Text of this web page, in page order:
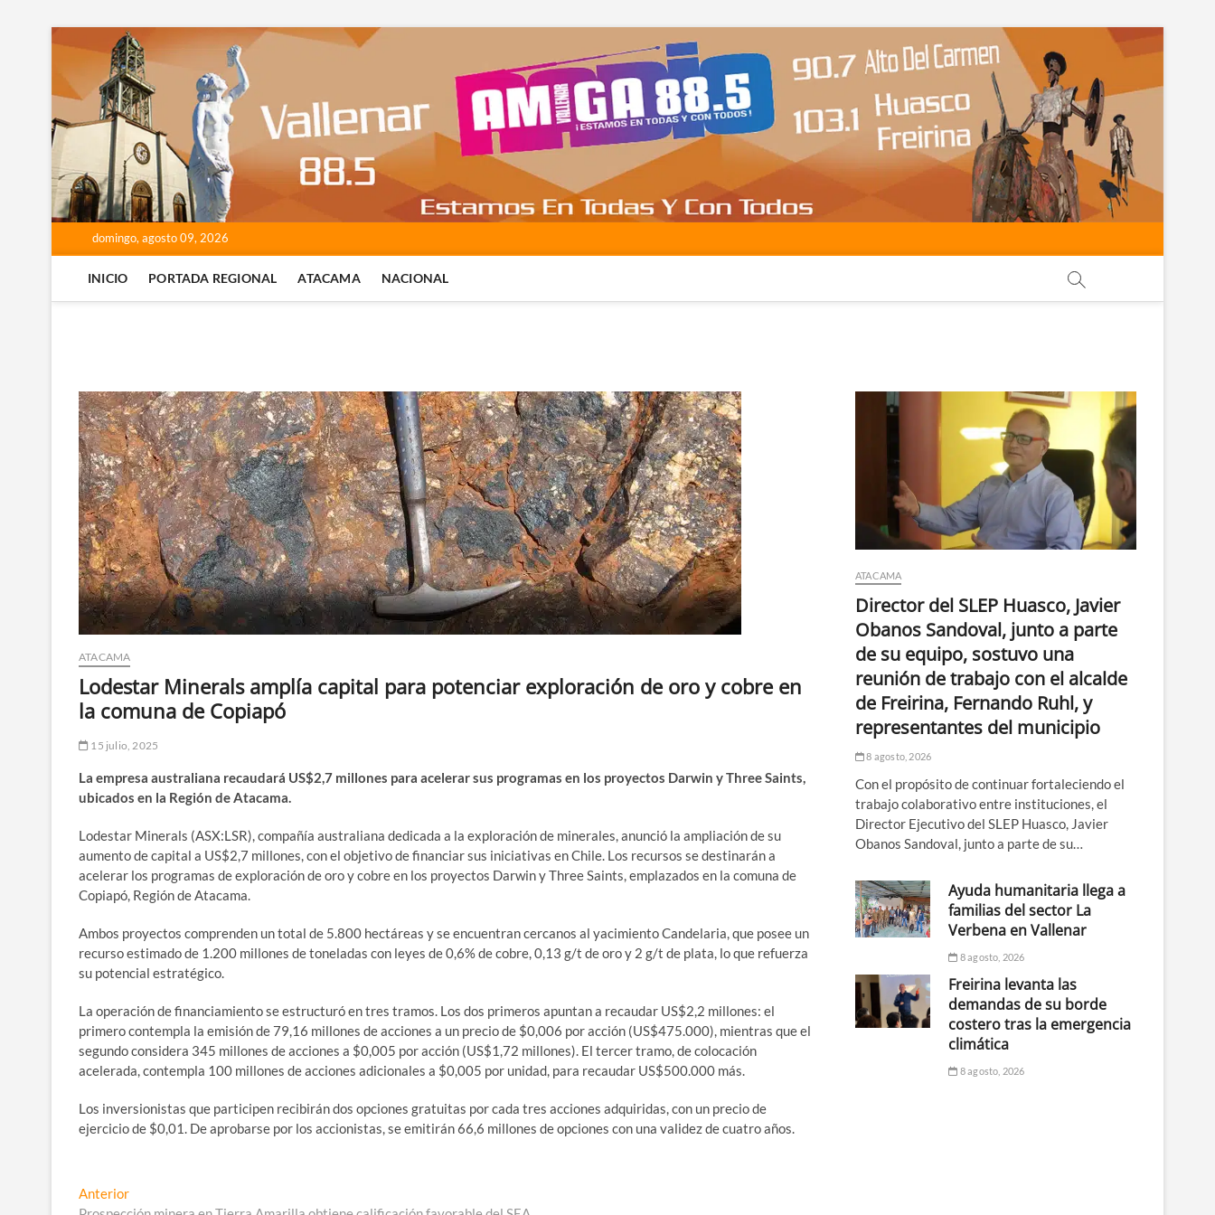
contenido
domingo, agosto 09, 2026
INICIO PORTADA REGIONAL ATACAMA NACIONAL
ATACAMA
Lodestar Minerals amplía capital para potenciar exploración de oro y cobre en
la comuna de Copiapó
15 julio, 2025
La empresa australiana recaudará US$2,7 millones para acelerar sus programas en los proyectos Darwin y Three Saints,
ubicados en la Región de Atacama.
Lodestar Minerals (ASX:LSR), compañía australiana dedicada a la exploración de minerales, anunció la ampliación de su
aumento de capital a US$2,7 millones, con el objetivo de financiar sus iniciativas en Chile. Los recursos se destinarán a
acelerar los programas de exploración de oro y cobre en los proyectos Darwin y Three Saints, emplazados en la comuna de
Copiapó, Región de Atacama.
Ambos proyectos comprenden un total de 5.800 hectáreas y se encuentran cercanos al yacimiento Candelaria, que posee un
recurso estimado de 1.200 millones de toneladas con leyes de 0,6% de cobre, 0,13 g/t de oro y 2 g/t de plata, lo que refuerza
su potencial estratégico.
La operación de financiamiento se estructuró en tres tramos. Los dos primeros apuntan a recaudar US$2,2 millones: el
primero contempla la emisión de 79,16 millones de acciones a un precio de $0,006 por acción (US$475.000), mientras que el
segundo considera 345 millones de acciones a $0,005 por acción (US$1,72 millones). El tercer tramo, de colocación
acelerada, contempla 100 millones de acciones adicionales a $0,005 por unidad, para recaudar US$500.000 más.
Los inversionistas que participen recibirán dos opciones gratuitas por cada tres acciones adquiridas, con un precio de
ejercicio de $0,01. De aprobarse por los accionistas, se emitirán 66,6 millones de opciones con una validez de cuatro años.
Navegación
AnteriorEntrada
ATACAMA
Director del SLEP Huasco, Javier
Obanos Sandoval, junto a parte
de su equipo, sostuvo una
reunión de trabajo con el alcalde
de Freirina, Fernando Ruhl, y
representantes del municipio
8 agosto, 2026
Con el propósito de continuar fortaleciendo el
trabajo colaborativo entre instituciones, el
Director Ejecutivo del SLEP Huasco, Javier
Obanos Sandoval, junto a parte de su…
Ayuda humanitaria llega a
familias del sector La
Verbena en Vallenar
8 agosto, 2026
Freirina levanta las
demandas de su borde
costero tras la emergencia
climática
8 agosto, 2026